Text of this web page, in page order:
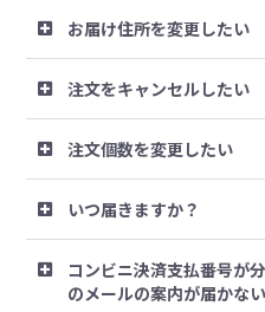
お届け住所を変更したい
注文をキャンセルしたい
注文個数を変更したい
いつ届きますか？
コンビニ決済支払番号が
のメールの案内が届かない